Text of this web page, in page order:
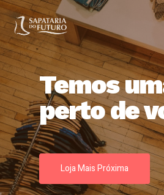
Temos
perto de
Loja Mais Próxima